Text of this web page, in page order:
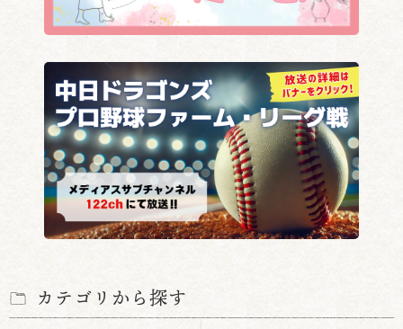
カテゴリから探す